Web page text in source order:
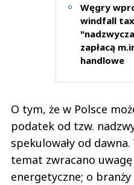
Węgry
windfall
zapłacą
handlowe
O tym, że w Polsce
podatek od tzw.
spekulowały od
temat zwracano
energetyczne; o